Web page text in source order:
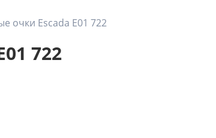
очки Escada E01 722
722